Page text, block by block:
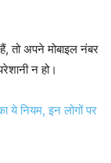
तो अपने मोबाइल नंबर
न हो।
नियम, इन लोगों पर